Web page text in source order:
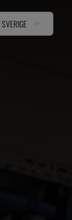
SVERIGE